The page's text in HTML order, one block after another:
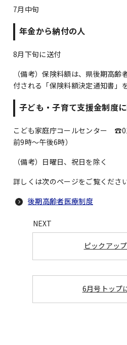
7月中旬
年金から納付の人
8月下旬に送付
（備考）保険料額は、県後期高
付される「保険料額決定通知書」
子ども・子育て支援金制度
こども家庭庁コールセンター
前9時～午後6時）
（備考）日曜日、祝日を除く
詳しくは次のページをご覧ください
後期高齢者医療制度
ピックアッ
6月号トップ